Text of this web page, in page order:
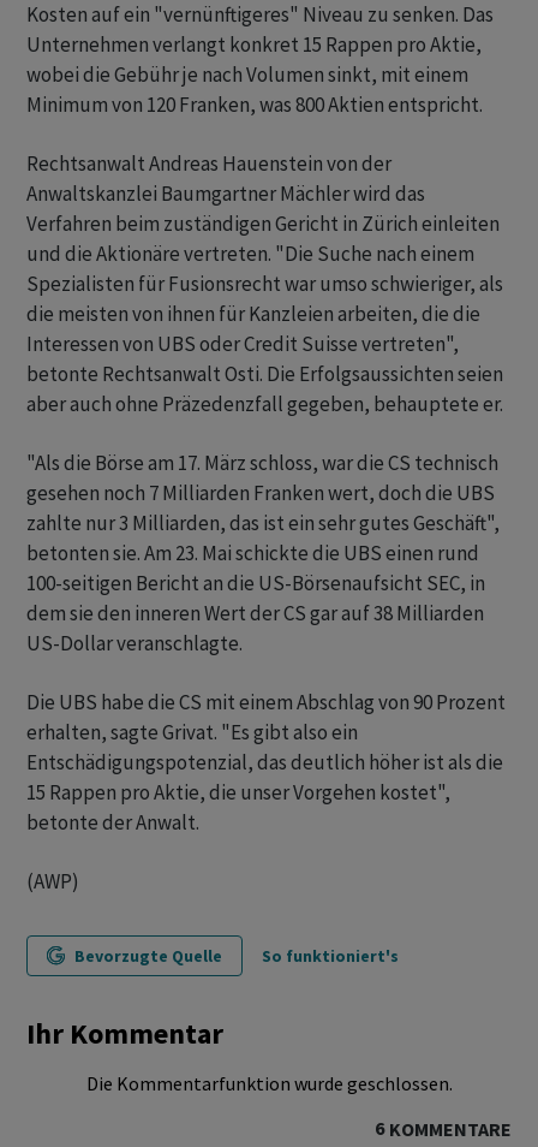
Kosten auf ein "vernünftigeres" Niveau zu senken. Das
Unternehmen verlangt konkret 15 Rappen pro Aktie,
wobei die Gebühr je nach Volumen sinkt, mit einem
Minimum von 120 Franken, was 800 Aktien entspricht.
Rechtsanwalt Andreas Hauenstein von der
Anwaltskanzlei Baumgartner Mächler wird das
Verfahren beim zuständigen Gericht in Zürich einleiten
und die Aktionäre vertreten. "Die Suche nach einem
Spezialisten für Fusionsrecht war umso schwieriger, als
die meisten von ihnen für Kanzleien arbeiten, die die
Interessen von UBS oder Credit Suisse vertreten",
betonte Rechtsanwalt Osti. Die Erfolgsaussichten seien
aber auch ohne Präzedenzfall gegeben, behauptete er.
"Als die Börse am 17. März schloss, war die CS technisch
gesehen noch 7 Milliarden Franken wert, doch die UBS
zahlte nur 3 Milliarden, das ist ein sehr gutes Geschäft",
betonten sie. Am 23. Mai schickte die UBS einen rund
100-seitigen Bericht an die US-Börsenaufsicht SEC, in
dem sie den inneren Wert der CS gar auf 38 Milliarden
US-Dollar veranschlagte.
Die UBS habe die CS mit einem Abschlag von 90 Prozent
erhalten, sagte Grivat. "Es gibt also ein
Entschädigungspotenzial, das deutlich höher ist als die
15 Rappen pro Aktie, die unser Vorgehen kostet",
betonte der Anwalt.
(AWP)
Bevorzugte Quelle So funktioniert's
Ihr Kommentar
Die Kommentarfunktion wurde geschlossen.
6 KOMMENTARE